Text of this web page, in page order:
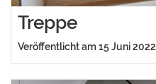
Treppe
Veröffentlicht am 15 Juni 2022